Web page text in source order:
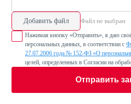
Добавить файл Файл не выбран
Нажимая кнопку «Отправить», я даю
персональных данных, в соответствии с
27.07.2006 года № 152-ФЗ «О
целей, определенных в Согласии на
Отправить